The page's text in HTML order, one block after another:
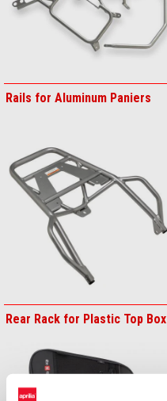
Rails for Aluminum Paniers
Rear Rack for Plastic Top Box